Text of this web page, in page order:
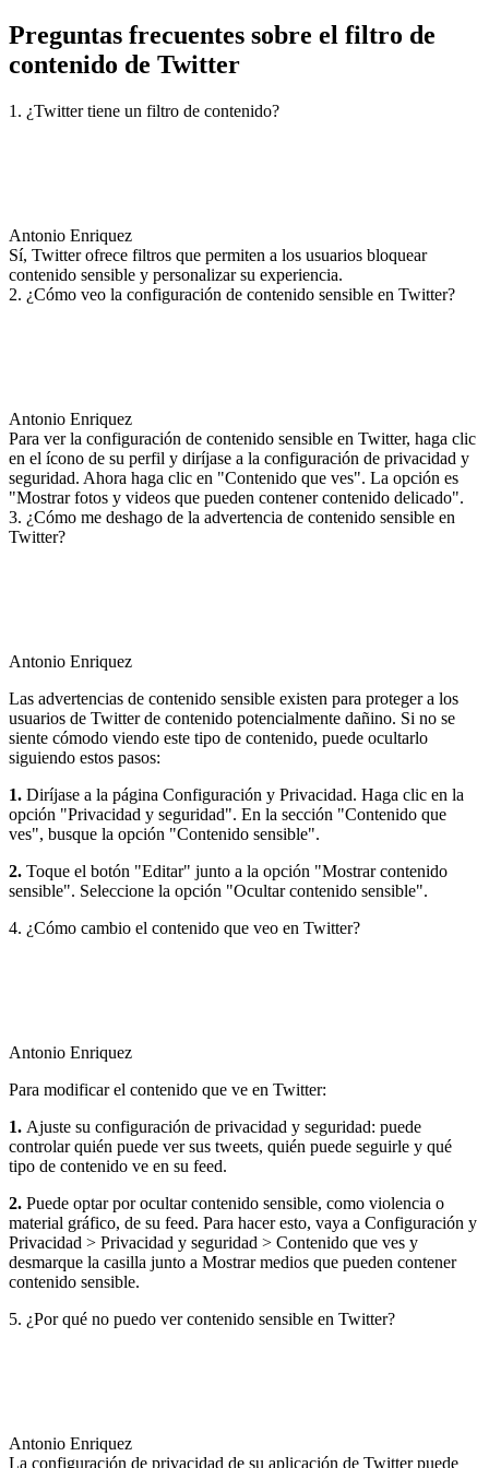
Preguntas frecuentes sobre el filtro de
contenido de Twitter
1. ¿Twitter tiene un filtro de contenido?
Antonio Enriquez
Sí, Twitter ofrece filtros que permiten a los usuarios bloquear
contenido sensible y personalizar su experiencia.
2. ¿Cómo veo la configuración de contenido sensible en Twitter?
Antonio Enriquez
Para ver la configuración de contenido sensible en Twitter, haga clic
en el ícono de su perfil y diríjase a la configuración de privacidad y
seguridad. Ahora haga clic en "Contenido que ves". La opción es
"Mostrar fotos y videos que pueden contener contenido delicado".
3. ¿Cómo me deshago de la advertencia de contenido sensible en
Twitter?
Antonio Enriquez
Las advertencias de contenido sensible existen para proteger a los
usuarios de Twitter de contenido potencialmente dañino. Si no se
siente cómodo viendo este tipo de contenido, puede ocultarlo
siguiendo estos pasos:
1. Diríjase a la página Configuración y Privacidad. Haga clic en la
opción "Privacidad y seguridad". En la sección "Contenido que
ves", busque la opción "Contenido sensible".
2. Toque el botón "Editar" junto a la opción "Mostrar contenido
sensible". Seleccione la opción "Ocultar contenido sensible".
4. ¿Cómo cambio el contenido que veo en Twitter?
Antonio Enriquez
Para modificar el contenido que ve en Twitter:
1. Ajuste su configuración de privacidad y seguridad: puede
controlar quién puede ver sus tweets, quién puede seguirle y qué
tipo de contenido ve en su feed.
2. Puede optar por ocultar contenido sensible, como violencia o
material gráfico, de su feed. Para hacer esto, vaya a Configuración y
Privacidad > Privacidad y seguridad > Contenido que ves y
desmarque la casilla junto a Mostrar medios que pueden contener
contenido sensible.
5. ¿Por qué no puedo ver contenido sensible en Twitter?
Antonio Enriquez
La configuración de privacidad de su aplicación de Twitter puede